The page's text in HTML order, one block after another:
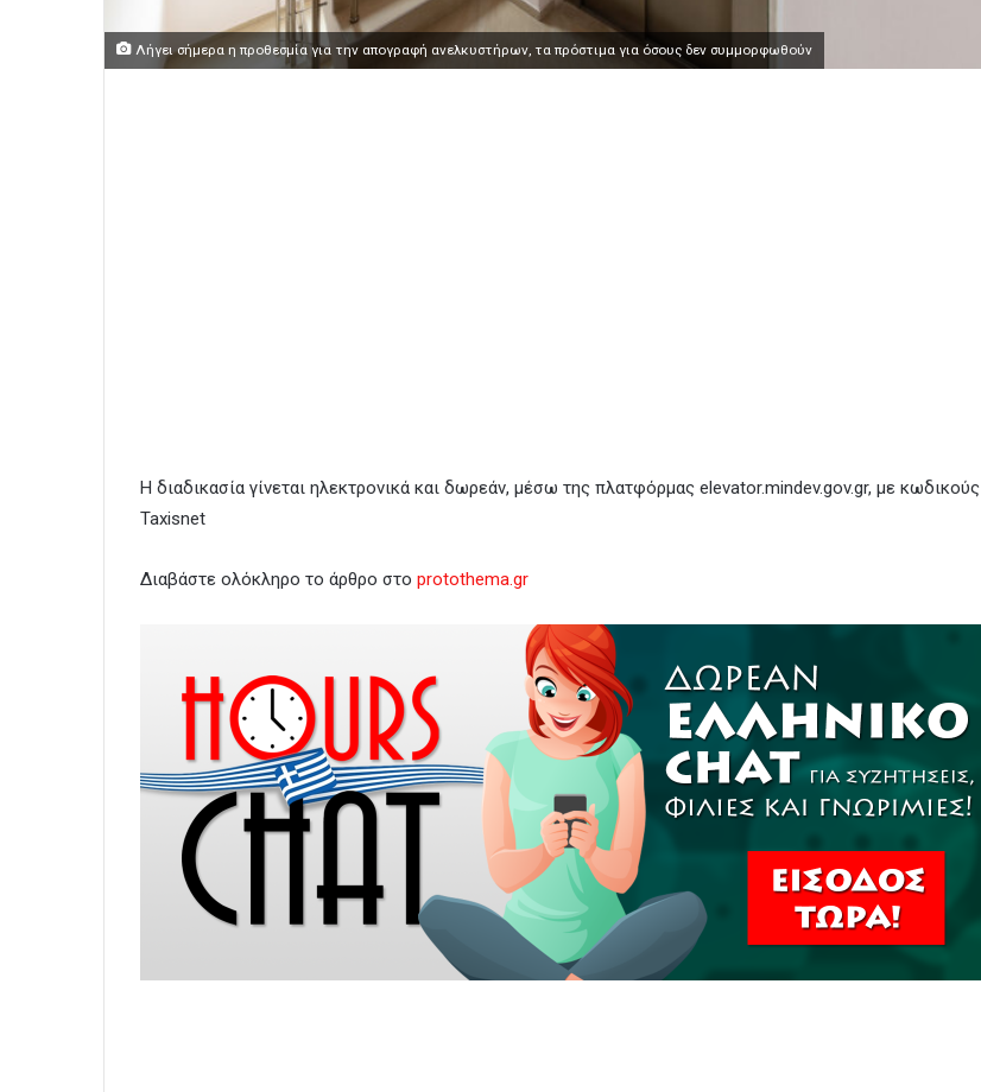
Λήγει σήμερα η προθεσμία για την απογραφή ανελκυστήρων, τα πρόστιμα για όσους δεν συμμορφωθούν
Η διαδικασία γίνεται ηλεκτρονικά και δωρεάν, μέσω της πλατφόρμας elevator.mindev.gov.gr, με κωδικούς
Taxisnet
Διαβάστε ολόκληρο το άρθρο στο protothema.gr